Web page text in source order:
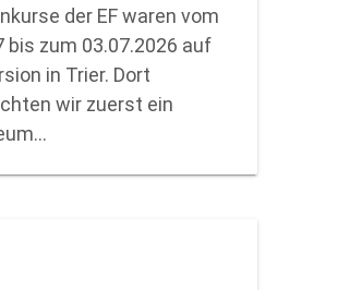
der EF waren vom
bis zum 03.07.2026 auf
in Trier. Dort
wir zuerst ein